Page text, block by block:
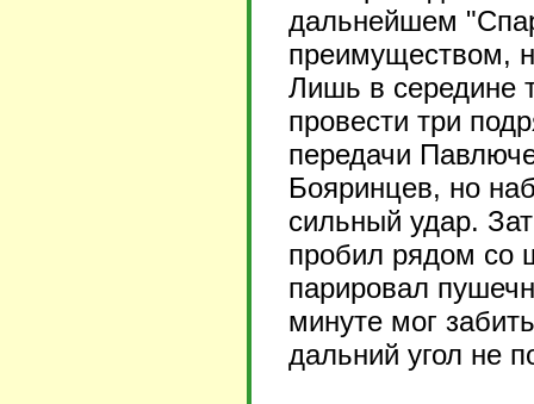
дальнейшем
преимуществом,
Лишь в середине
провести три
передачи
Бояринцев, но
сильный удар.
пробил рядом со
парировал
минуте мог
дальний угол не